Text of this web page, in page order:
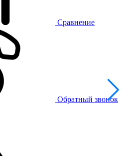
Сравнение
Обратный звонок